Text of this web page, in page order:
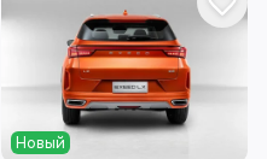
Новый